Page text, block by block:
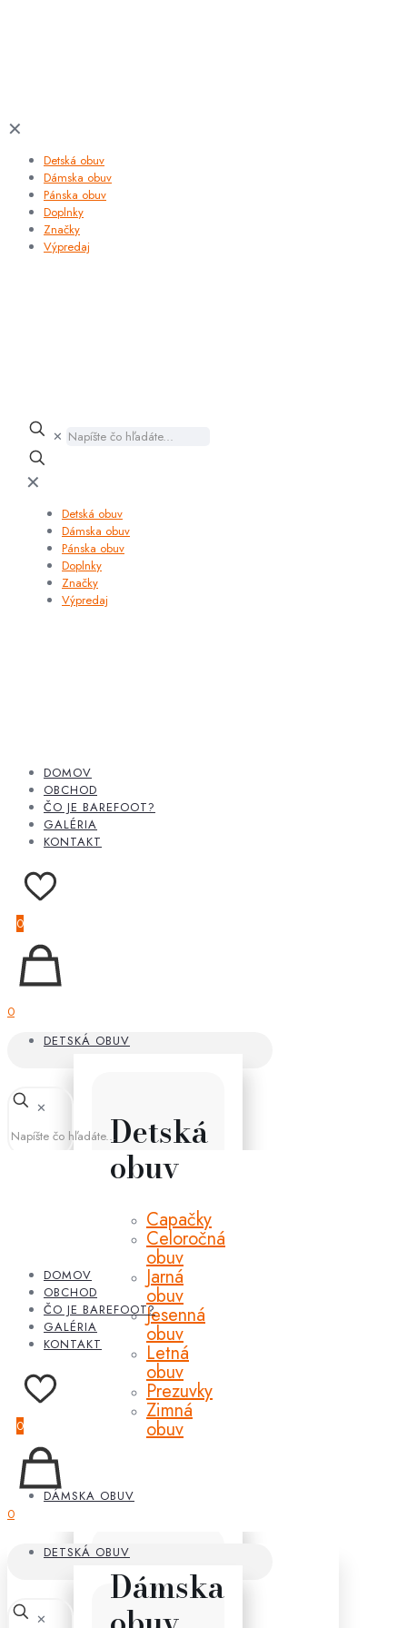
✕
Detská obuv
Dámska obuv
Pánska obuv
Doplnky
Značky
Výpredaj
✕
✕
Detská obuv
Dámska obuv
Pánska obuv
Doplnky
Značky
Výpredaj
DOMOV
OBCHOD
ČO JE BAREFOOT?
GALÉRIA
KONTAKT
0
0
DETSKÁ OBUV
Detská
obuv
Capačky
Celoročná
obuv
Jarná
obuv
Jesenná
obuv
Letná
obuv
Prezuvky
Zimná
obuv
DÁMSKA OBUV
Dámska
✕
DOMOV
OBCHOD
ČO JE BAREFOOT?
GALÉRIA
KONTAKT
0
0
DETSKÁ OBUV
✕